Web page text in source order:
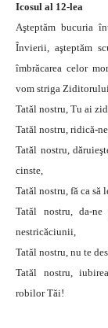
Icosul al 12-lea
Aşteptăm bucuria
Învierii, aşteptăm
îmbrăcarea celor
vom striga Ziditorului
Tatăl nostru, Tu ai
Tatăl nostru, ridică-
Tatăl nostru,
cinste,
Tatăl nostru, fă ca să
Tatăl nostru, da-
nestricăciunii,
Tatăl nostru, nu te
Tatăl nostru,
robilor Tăi!